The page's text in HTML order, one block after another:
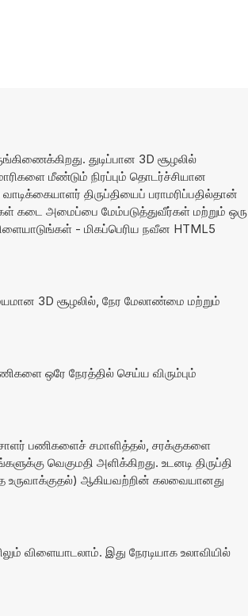
துடிப்பான 3D சூழலில்
மீண்டும் நிரப்பும் தொடர்ச்சியான
திருப்தியைப் பராமரிப்பதில்தான்
கடை அமைப்பை மேம்படுத்துவீர்கள் மற்றும் ஒரு
- மிகப்பெரிய நவீன HTML5
3D சூழலில், நேர மேலாண்மை மற்றும்
ஒரே நேரத்தில் செய்ய விரும்பும்
பணிகளைச் சமாளித்தல், சரக்குகளை
வெகுமதி அளிக்கிறது. உடனடி திருப்தி
உருவாக்குதல்) ஆகியவற்றின் கலவையானது
விளையாடலாம். இது நேரடியாக உலாவியில்